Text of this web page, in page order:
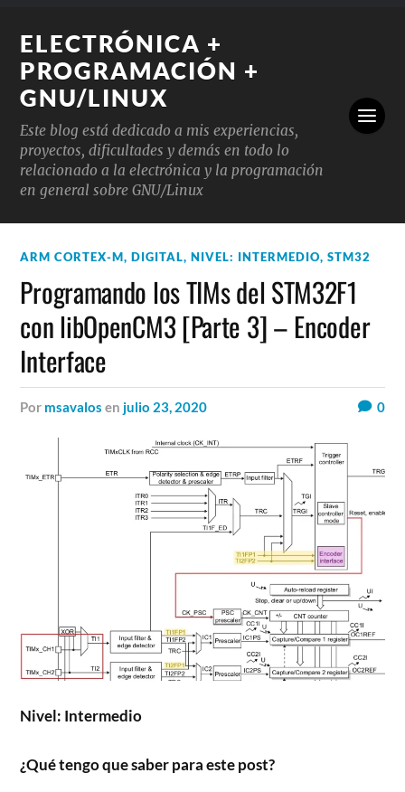
ELECTRÓNICA +
PROGRAMACIÓN +
GNU/LINUX
Este blog está dedicado a mis experiencias,
proyectos, dificultades y demás en todo lo
relacionado a la electrónica y la programación
en general sobre GNU/Linux
ARM CORTEX-M,DIGITAL,NIVEL: INTERMEDIO,STM32
Programando los TIMs del STM32F1
con libOpenCM3 [Parte 3] – Encoder
Interface
por msavalos en julio 23, 2020 0
Nivel: Intermedio
¿Qué tengo que saber para este post?